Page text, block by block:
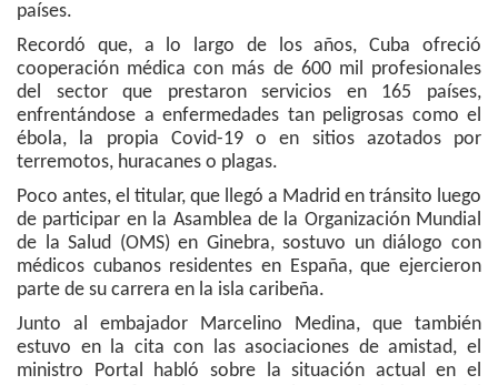
países.
Recordó que, a lo largo de los años, Cuba ofreció
cooperación médica con más de 600 mil profesionales
del sector que prestaron servicios en 165 países,
enfrentándose a enfermedades tan peligrosas como el
ébola, la propia Covid-19 o en sitios azotados por
terremotos, huracanes o plagas.
Poco antes, el titular, que llegó a Madrid en tránsito luego
de participar en la Asamblea de la Organización Mundial
de la Salud (OMS) en Ginebra, sostuvo un diálogo con
médicos cubanos residentes en España, que ejercieron
parte de su carrera en la isla caribeña.
Junto al embajador Marcelino Medina, que también
estuvo en la cita con las asociaciones de amistad, el
ministro Portal habló sobre la situación actual en el